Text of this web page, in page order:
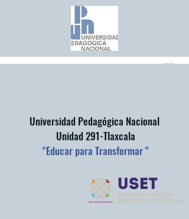
Universidad Pedagógica Nacional
Unidad 291-Tlaxcala
"Educar para Transformar "